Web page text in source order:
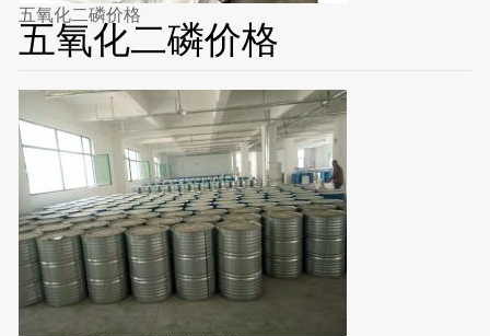
五氧化二磷价格
五氧化二磷价格